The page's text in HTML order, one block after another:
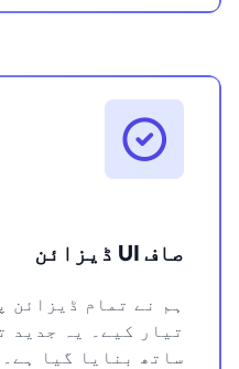
صاف UI ڈیزائن
ہم نے تمام ڈیزائن
تیار کیے۔ یہ جدید
ساتھ بنایا گیا ہے۔